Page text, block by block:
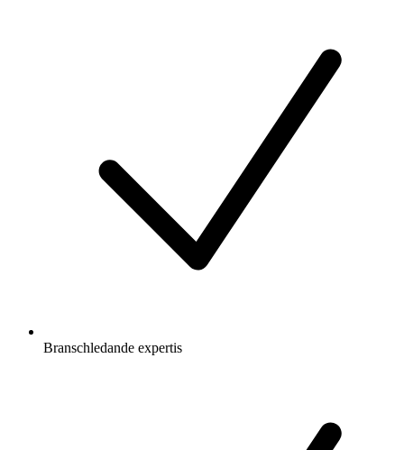
Branschledande expertis